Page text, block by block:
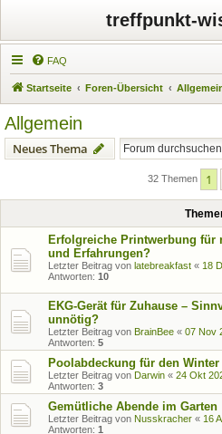
treffpunkt-
FAQ
Startseite Foren-Übersicht
Allgemein
Neues Thema
32 Themen 1
Erfolgreiche Printwerbung für
und Erfahrungen?
Letzter Beitrag von latebreakfast « 18
Antworten: 10
EKG-Gerät für Zuhause –
unnötig?
Letzter Beitrag von BrainBee « 07 Nov
Antworten: 5
Poolabdeckung für den
Letzter Beitrag von Darwin « 24 Okt
Antworten: 3
Gemütliche Abende im Garten
Letzter Beitrag von Nusskracher « 16
Antworten: 1